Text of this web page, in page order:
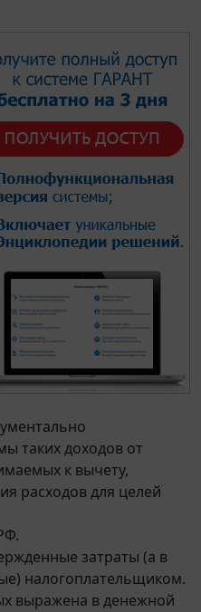
таких доходов от
к вычету,
расходов для целей
затраты (а в
налогоплательщиком.
выражена в денежной